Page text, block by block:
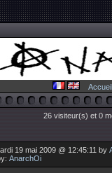
Accueil
26 visiteur(s) et 0
19 mai 2009 @ 12:45:11 by
AnarchOi